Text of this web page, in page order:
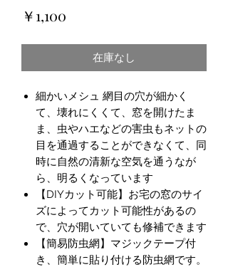
￥1,100
在庫なし
細かいメシュ 網目の穴が細かく
て、壊れにくくて、窓を開けたま
ま、虫やハエなどの害虫もネットの
目を通過することができなくて、同
時に自然の清新な空気を通うなが
ら、明るくなっています
【DIYカット可能】お宅の窓のサイ
ズによってカット可能性があるの
で、穴が開いていても修補できます
【簡易防虫網】マジックテープ付
き、簡単に貼り付ける防虫網です。